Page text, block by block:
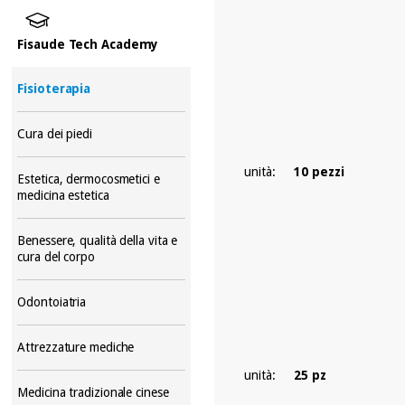
Fisaude Tech Academy
Fisioterapia
Cura dei piedi
Estetica, dermocosmetici e
medicina estetica
Benessere, qualità della vita e
cura del corpo
Odontoiatria
Attrezzature mediche
Medicina tradizionale cinese
unità: 10 pezzi
unità: 25 pz